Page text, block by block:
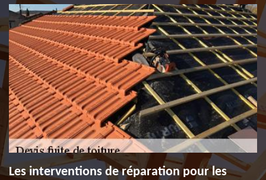
Les interventions de réparation pour les